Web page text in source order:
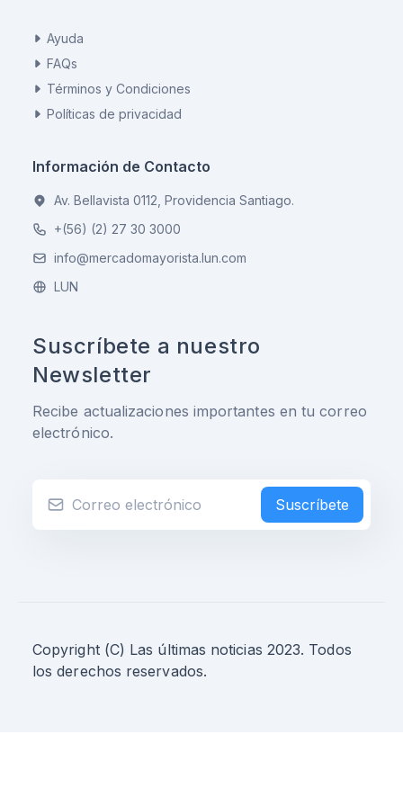
Ayuda
FAQs
Términos y Condiciones
Políticas de privacidad
Información de Contacto
Av. Bellavista 0112, Providencia Santiago.
+(56) (2) 27 30 3000
info@mercadomayorista.lun.com
LUN
Suscríbete a nuestro
Newsletter
Recibe actualizaciones importantes en tu correo
electrónico.
Suscríbete
Copyright (C) Las últimas noticias 2023. Todos
los derechos reservados.